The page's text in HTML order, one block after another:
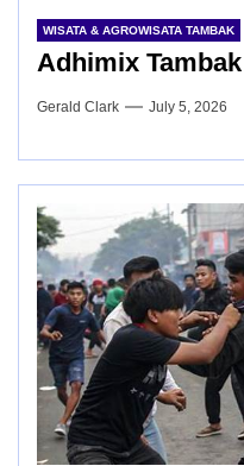
WISATA & AGROWISATA TAMBAK
Adhimix
Gerald Clark July 5, 2026